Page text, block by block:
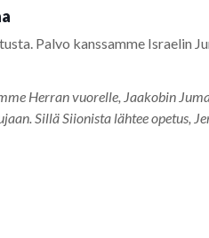
Palvo kanssamme Israelin
Herran vuorelle, Jaakobin
Sillä Siionista lähtee opetus,